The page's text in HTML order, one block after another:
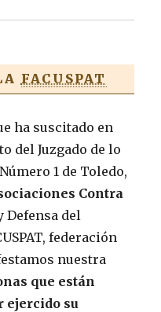
FACUSPAT
ha suscitado en
del Juzgado de lo
Número 1 de Toledo,
Contra
Defensa del
federación
nuestra
que están
ejercido su